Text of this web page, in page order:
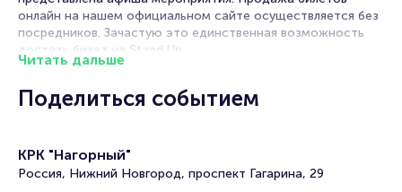
онлайн на нашем официальном сайте осуществляется без
посредников. Зачастую это единственная возможность
достать билет на Stand Up.
«Звезда»
продажи билетов на мероприятия разного формата.
Среднее время на покупку билета здесь начиная с выбора
Читать дальше
Поделиться событием
КРК "Нагорный"
Россия, Нижний Новгород, проспект Гагарина, 29